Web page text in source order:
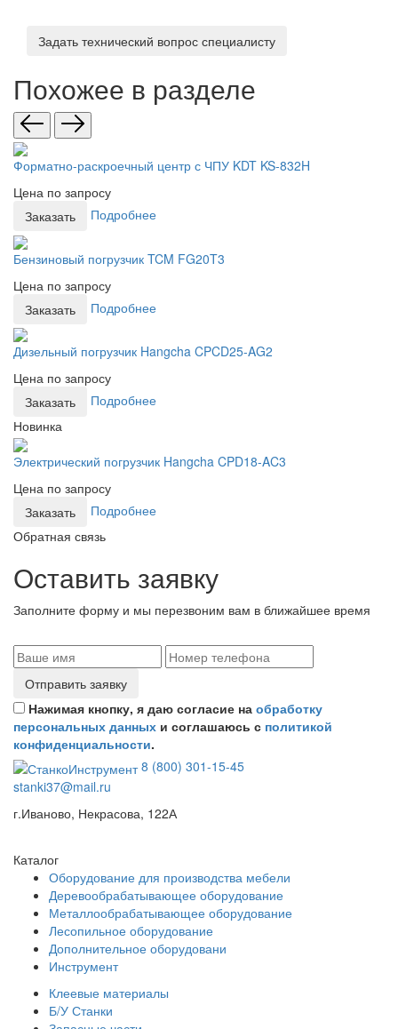
Задать технический вопрос специалисту
Похожее в разделе
Форматно-раскроечный центр с ЧПУ KDT KS-832H
Цена по запросу
Заказать
Подробнее
Бензиновый погрузчик TCM FG20T3
Цена по запросу
Заказать
Подробнее
Дизельный погрузчик Hangcha CPCD25-AG2
Цена по запросу
Заказать
Подробнее
Новинка
Электрический погрузчик Hangcha CPD18-AC3
Цена по запросу
Заказать
Подробнее
Обратная связь
Оставить заявку
Заполните форму и мы перезвоним вам в ближайшее время
Отправить заявку
Нажимая кнопку, я даю согласие на обработку
персональных данных и соглашаюсь с политикой
конфиденциальности.
8 (800) 301-15-45
stanki37@mail.ru
г.Иваново, Некрасова, 122А
Каталог
Оборудование для производства мебели
Деревообрабатывающее оборудование
Металлообрабатывающее оборудование
Лесопильное оборудование
Дополнительное оборудовани
Инструмент
Клеевые материалы
Б/У Станки